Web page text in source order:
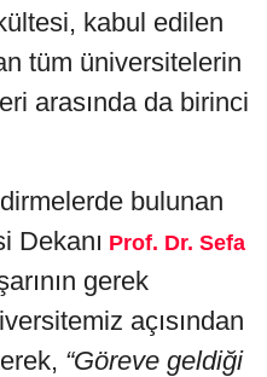
kabul edilen
tüm üniversitelerin
arasında da birinci
bulunan
Dekanı Prof. Dr. Sefa
gerek
açısından
“Göreve geldiği